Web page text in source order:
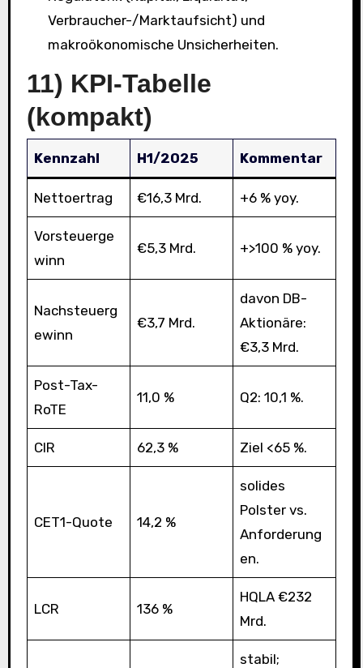
Verbraucher-/Marktaufsicht) und
makroökonomische Unsicherheiten.
11) KPI-Tabelle
(kompakt)
Kennzahl H1/2025 Kommentar
Nettoertrag €16,3 Mrd. +6 % yoy.
Vorsteuerge
winn
€5,3 Mrd. +>100 % yoy.
Nachsteuerg
ewinn
€3,7 Mrd.
davon DB-
Aktionäre:
€3,3 Mrd.
Post-Tax-
RoTE
11,0 % Q2: 10,1 %.
CIR 62,3 % Ziel <65 %.
CET1-Quote 14,2 %
solides
Polster vs.
Anforderung
en.
LCR 136 %
HQLA €232
Mrd.
stabil;